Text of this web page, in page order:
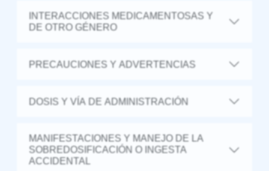
INTERACCIONES MEDICAMENTOSAS Y
DE OTRO GÉNERO
PRECAUCIONES Y ADVERTENCIAS
DOSIS Y VÍA DE ADMINISTRACIÓN
MANIFESTACIONES Y MANEJO DE LA
SOBREDOSIFICACIÓN O INGESTA
ACCIDENTAL